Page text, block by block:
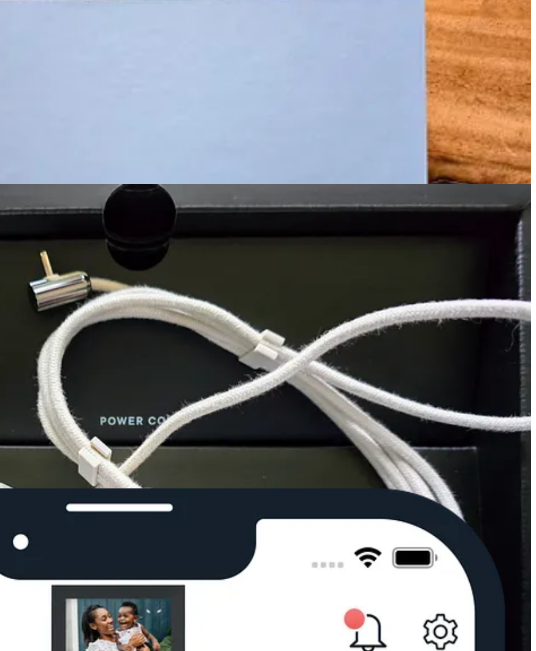
reflejos incómodos ni imágenes lavadas. Los colores se ven vibrantes y las fotos, aunque sean verticales (¡gracias a nuestros celulares!),
al mismo tiempo
diseño pensó en la estética, y eso cuando hablamos de decoración se agradece. Muchos marcos suelen romper la armonía con cables
centro de tu vida digital. Y hablo en serio:
la app (disponible para iOS y Android) convierte el Carver en una especie de red